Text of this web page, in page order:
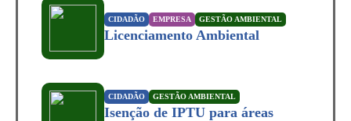
CIDADÃO EMPRESA GESTÃO AMBIENTAL
Licenciamento Ambiental
CIDADÃO GESTÃO AMBIENTAL
Isenção de IPTU para áreas